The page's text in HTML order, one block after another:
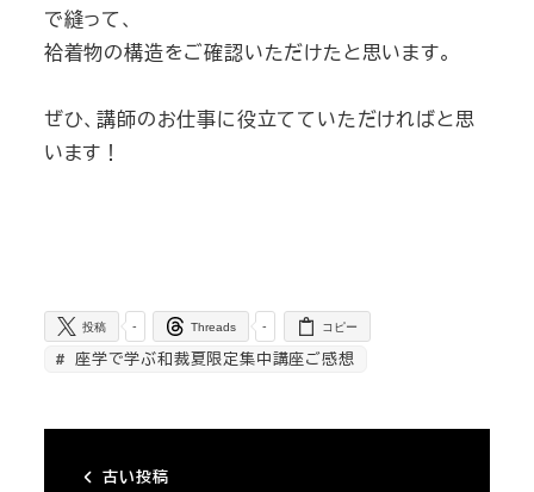
で縫って、
袷着物の構造をご確認いただけたと思います。
ぜひ、講師のお仕事に役立てていただければと思
います！
-
投稿 -
Threads コピー
座学で学ぶ和裁夏限定集中講座ご感想
古い投稿